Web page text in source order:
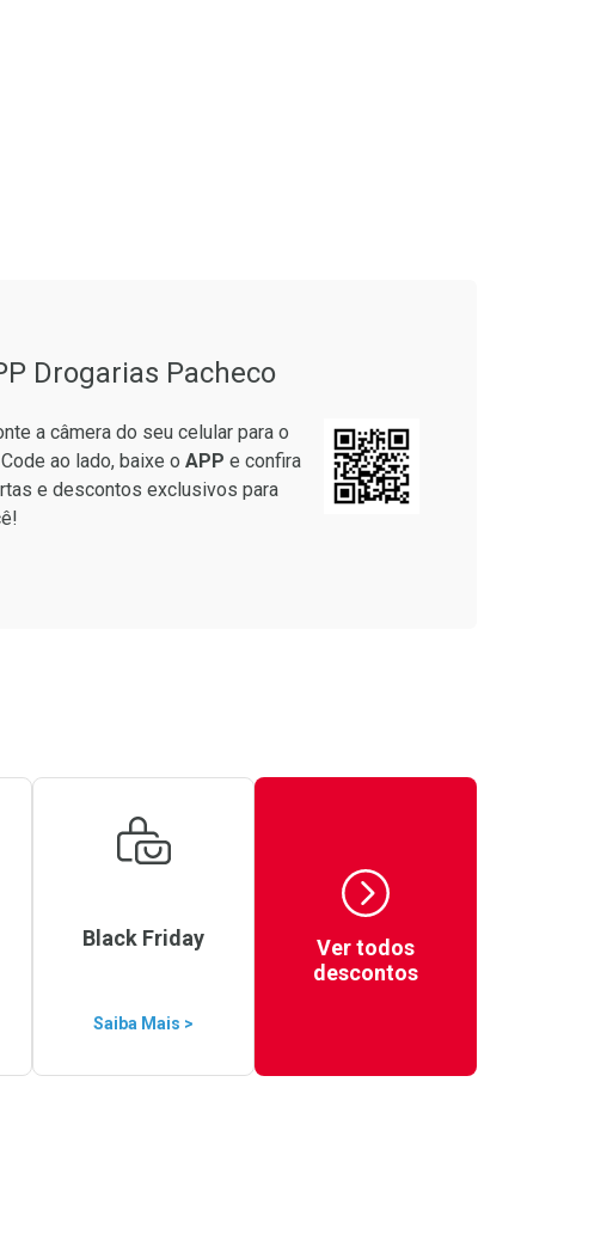
Drogarias Pacheco
a câmera do seu celular para o
ao lado, baixe o APP e confira
e descontos exclusivos para
Black Friday
Saiba Mais >
Ver todos
descontos